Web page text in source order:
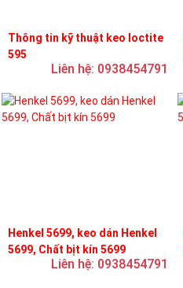
Thông tin kỹ thuật keo loctite
595
Liên hệ: 0938454791
Henkel 5699, keo dán Henkel
5699, Chất bịt kín 5699
Liên hệ: 0938454791